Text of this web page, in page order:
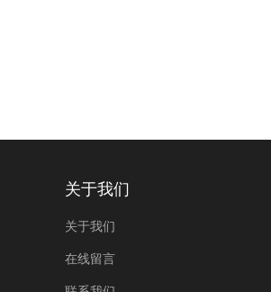
关于我们
关于我们
在线留言